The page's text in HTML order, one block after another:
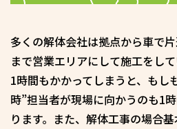
多くの解体会社は拠点から車で
まで営業エリアにして施工をし
1時間もかかってしまうと、もし
時”担当者が現場に向かうのも1
ります。また、解体工事の場合